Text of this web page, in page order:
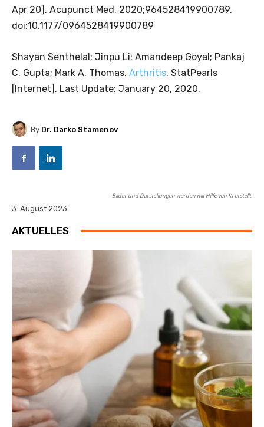
Apr 20]. Acupunct Med. 2020;964528419900789.
doi:10.1177/0964528419900789
Shayan Senthelal; Jinpu Li; Amandeep Goyal; Pankaj
C. Gupta; Mark A. Thomas. Arthritis. StatPearls
[Internet]. Last Update: January 20, 2020.
By Dr. Darko Stamenov
Bilder und Darstellungen werden mit Hilfe von KI erstellt.
3. August 2023
AKTUELLES